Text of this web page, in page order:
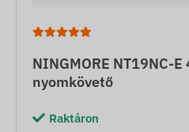
NINGMORE NT19NC-
nyomkövető
Raktáron